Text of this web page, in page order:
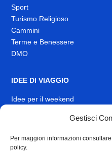
Gestisci
Per maggiori informazioni
policy.
Sport
Turismo Religioso
Cammini
Terme e Benessere
DMO
IDEE DI VIAGGIO
Idee per il weekend
INFO